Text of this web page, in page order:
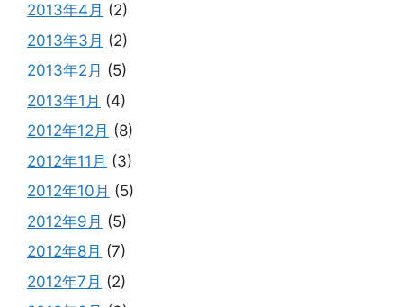
2013年4月 (2)
2013年3月 (2)
2013年2月 (5)
2013年1月 (4)
2012年12月 (8)
2012年11月 (3)
2012年10月 (5)
2012年9月 (5)
2012年8月 (7)
2012年7月 (2)